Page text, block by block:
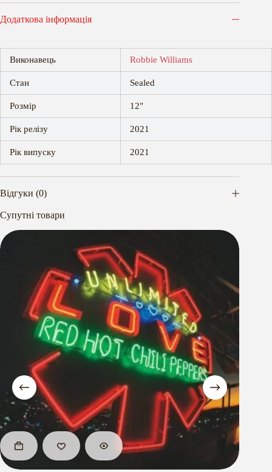
Додаткова інформація
Виконавець Robbie Williams
Стан Sealed
Розмір 12"
Рік релізу 2021
Рік випуску 2021
Відгуки (0)
Супутні товари